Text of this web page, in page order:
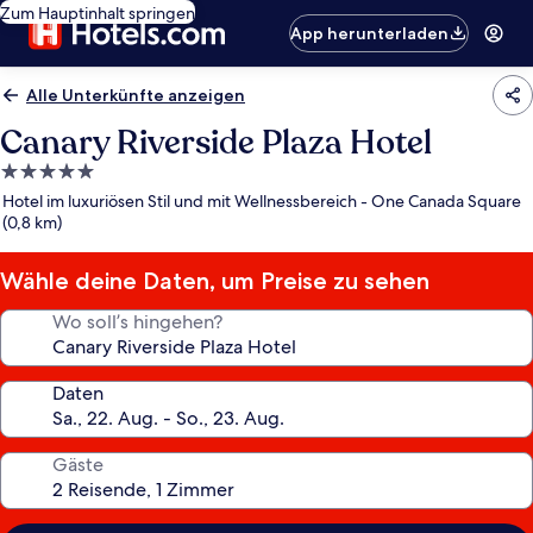
Zum Hauptinhalt springen
App herunterladen
Alle Unterkünfte anzeigen
Canary Riverside Plaza Hotel
5.0-
Sterne-
Unterkunft
Hotel im luxuriösen Stil und mit Wellnessbereich - One Canada Square
(0,8 km)
Wähle deine Daten, um Preise zu sehen
Wo soll’s hingehen?
Daten
Gäste